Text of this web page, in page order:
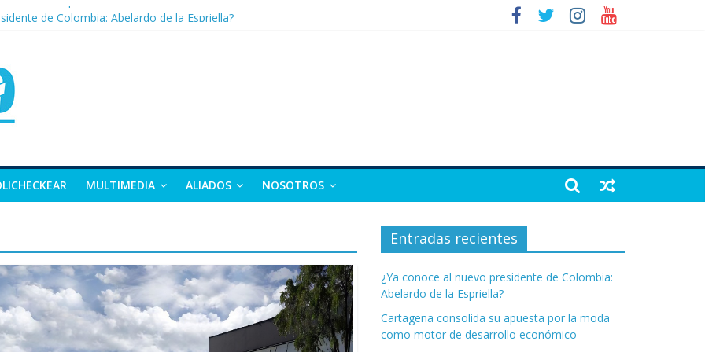
la tierra que vuelve a dar vida
exvicepresidente y figura clave de la política colombiana
y Nariño deja 21 muertos y más de 50 heridos
MULTIMEDIA ALIADOS NOSOTROS
Entradas recientes
¿Ya conoce al nuevo presidente de Colombia:
Abelardo de la Espriella?
Cartagena consolida su apuesta por la moda
como motor de desarrollo económico